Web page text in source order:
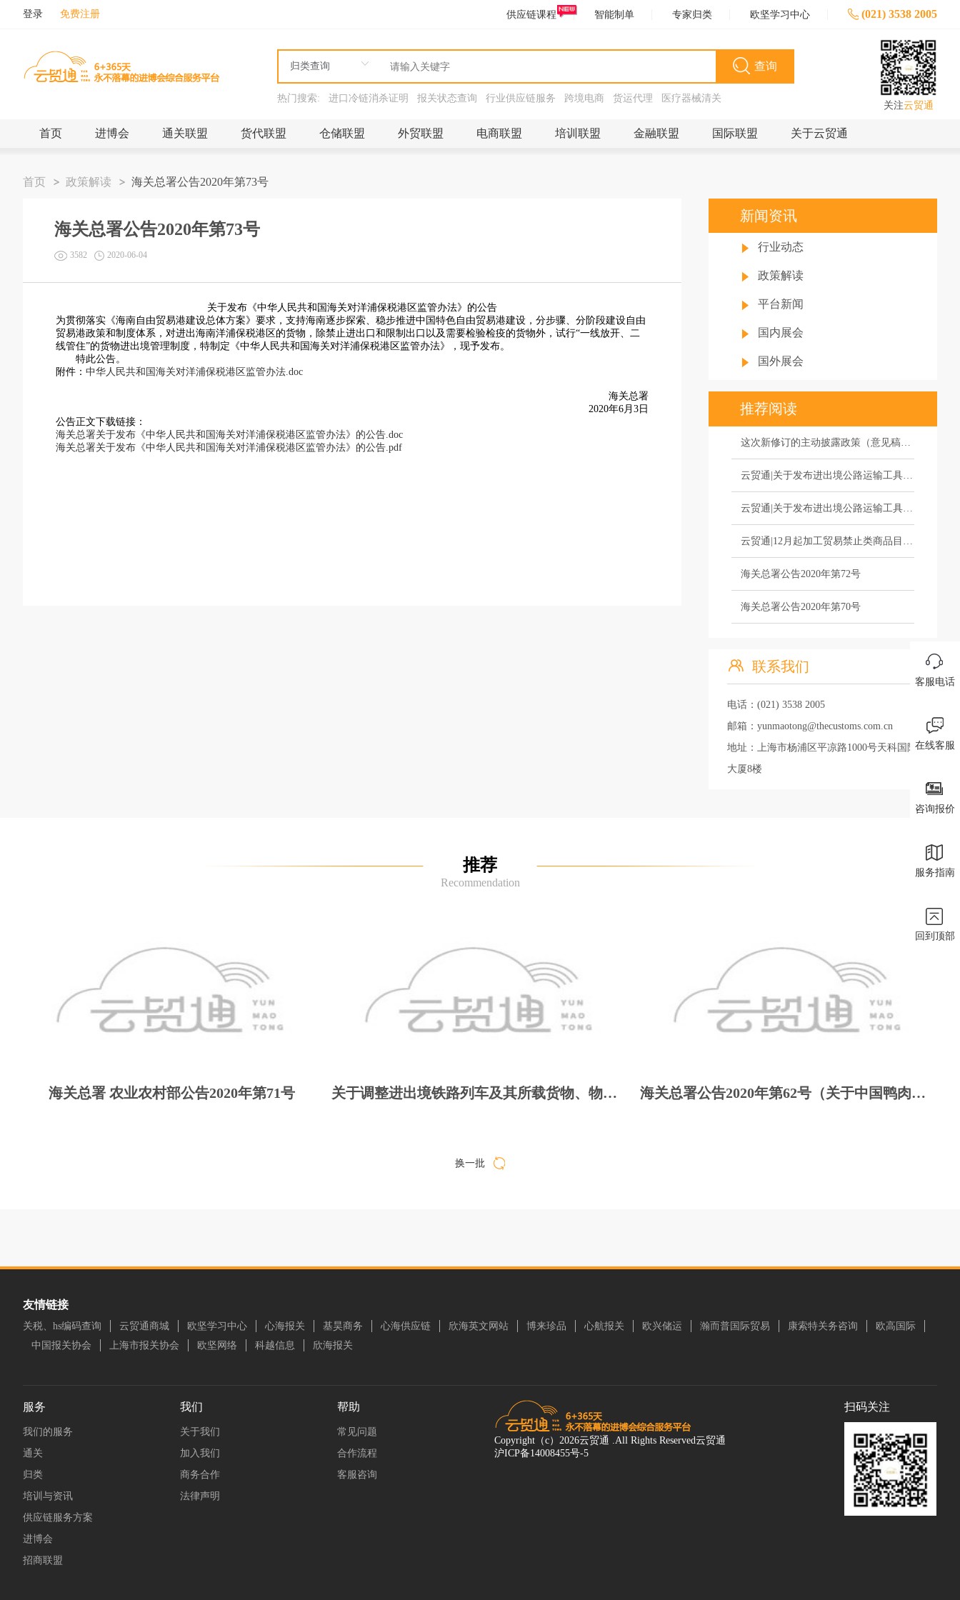
登录 免费注册 供应链课程 智能制单 专家归类 欧坚学习中心 (021) 3538 2005
查询
热门搜索: 进口冷链消杀证明 报关状态查询 行业供应链服务 跨境电商 货运代理 医疗器械清关
关注云贸通
首页 进博会 通关联盟 货代联盟 仓储联盟 外贸联盟 电商联盟 培训联盟 金融联盟 国际联盟 关于云贸通
首页 政策解读 海关总署公告2020年第73号
海关总署公告2020年第73号
3582 2020-06-04
关于发布《中华人民共和国海关对洋浦保税港区监管办法》的公告
为贯彻落实《海南自由贸易港建设总体方案》要求，支持海南逐步探索、稳步推进中国特色自由贸易港建设，分步骤、分阶段建设自由
贸易港政策和制度体系，对进出海南洋浦保税港区的货物，除禁止进出口和限制出口以及需要检验检疫的货物外，试行“一线放开、二
线管住”的货物进出境管理制度，特制定《中华人民共和国海关对洋浦保税港区监管办法》，现予发布。
特此公告。
附件：中华人民共和国海关对洋浦保税港区监管办法.doc
海关总署
2020年6月3日
公告正文下载链接：
海关总署关于发布《中华人民共和国海关对洋浦保税港区监管办法》的公告.doc
海关总署关于发布《中华人民共和国海关对洋浦保税港区监管办法》的公告.pdf
新闻资讯
行业动态
政策解读
平台新闻
国内展会
国外展会
推荐阅读
这次新修订的主动披露政策（意见稿），利好体现在哪里？
云贸通|关于发布进出境公路运输工具货运舱单电子传输报文格式V1.1的公告
云贸通|关于发布进出境公路运输工具货运舱单电子传输报文格式V1.1的公告
云贸通|12月起加工贸易禁止类商品目录调整
海关总署公告2020年第72号
海关总署公告2020年第70号
联系我们
电话：(021) 3538 2005
邮箱：yunmaotong@thecustoms.com.cn
地址：上海市杨浦区平凉路1000号天科国际
大厦8楼
推荐
Recommendation
海关总署 农业农村部公告2020年第71号 关于调整进出境铁路列车及其所载货物、物品舱单电子数据申报传输有关事项的公告 海关总署公告2020年第62号（关于中国鸭肉出口哈萨克斯坦检验检疫要求的公告）
换一批
友情链接
关税、hs编码查询 云贸通商城 欧坚学习中心 心海报关 基昊商务 心海供应链 欣海英文网站 博来珍品 心航报关 欧兴储运 瀚而普国际贸易 康索特关务咨询
欧高国际
中国报关协会
上海市报关协会 欧坚网络 科越信息 欣海报关
服务
我们的服务
通关
归类
培训与资讯
供应链服务方案
进博会
招商联盟
我们
关于我们
加入我们
商务合作
法律声明
帮助
常见问题
合作流程
客服咨询
Copyright（c）2026云贸通 .All Rights Reserved云贸通
沪ICP备14008455号-5
扫码关注
客服电话
在线客服
咨询报价
服务指南
回到顶部